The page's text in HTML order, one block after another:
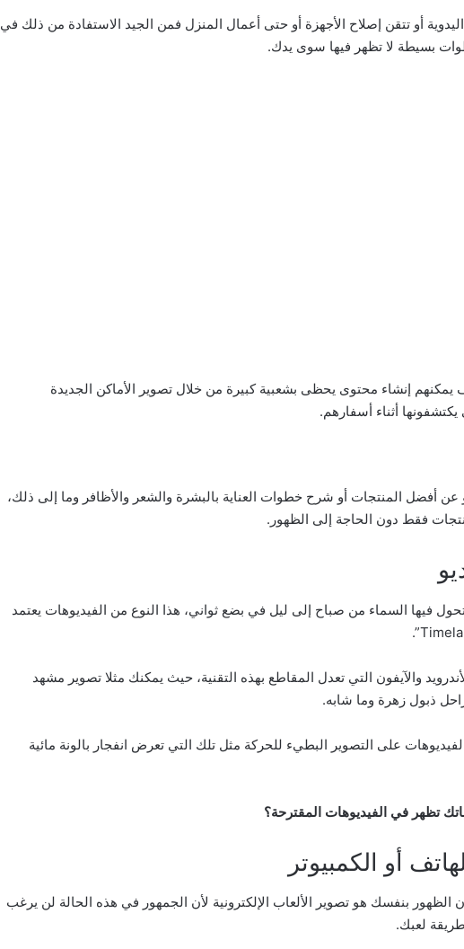
أو تتقن إصلاح الأجهزة أو حتى أعمال المنزل فمن الجيد الاستفادة من ذلك في
بسيطة لا تظهر فيها سوى يدك.
يمكنهم إنشاء محتوى يحظى بشعبية كبيرة من خلال تصوير الأماكن الجديدة
يكتشفونها أثناء أسفارهم.
عن أفضل المنتجات أو شرح خطوات العناية بالبشرة والشعر والأظافر وما إلى ذلك،
فقط دون الحاجة إلى الظهور.
فيها السماء من صباح إلى ليل في بضع ثواني، هذا النوع من الفيديوهات يعتمد
والآيفون التي تعدل المقاطع بهذه التقنية، حيث يمكنك مثلا تصوير مشهد
ذبول زهرة وما شابه.
على التصوير البطيء للحركة مثل تلك التي تعرض انفجار بالونة مائية
تظهر في الفيديوهات المقترحة؟
الظهور بنفسك هو تصوير الألعاب الإلكترونية لأن الجمهور في هذه الحالة لن يرغب
لعبك.